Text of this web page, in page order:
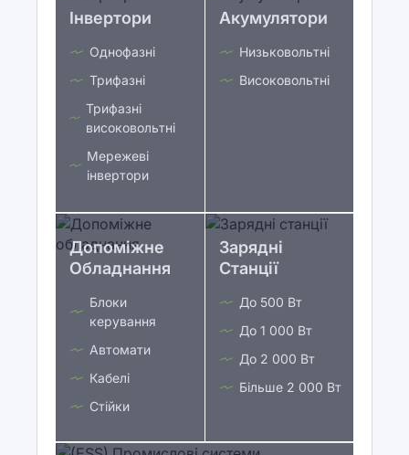
Інвертори
Однофазні
Трифазні
Трифазні
високовольтні
Мережеві
інвертори
Акумулятори
Низьковольтні
Високовольтні
Допоміжне
Обладнання
Блоки
керування
Автомати
Кабелі
Стійки
Зарядні
Станції
До 500 Вт
До 1 000 Вт
До 2 000 Вт
Більше 2 000 Вт